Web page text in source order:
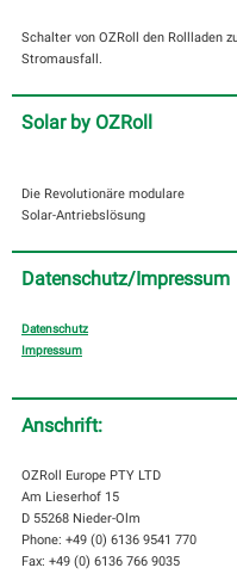
Schalter von OZRoll den Rollladen
Stromausfall.
Solar by OZRoll
Die Revolutionäre modulare
Solar-Antriebslösung
Datenschutz/Impressum
Datenschutz
Impressum
Anschrift:
OZRoll Europe PTY LTD
Am Lieserhof 15
D 55268 Nieder-Olm
Phone: +49 (0) 6136 9541 770
Fax: +49 (0) 6136 766 9035